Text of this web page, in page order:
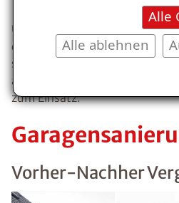
Alle
Alle ablehnen
Umfangreich geprüft –
der ISOTEC-
sind zertifiziert,
aufgrund der hohen
zum Einsatz.
Vorher-Nachher
Kostenlosen
Ratgebers ist die Anmeldung